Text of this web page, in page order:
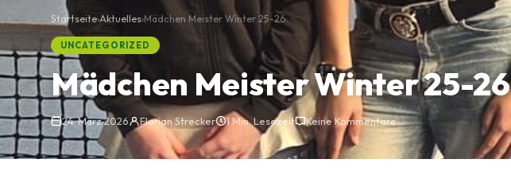
Startseite›Aktuelles›Mädchen Meister Winter 25-26
UNCATEGORIZED
Mädchen Meister Winter 25-26
24. März 2026 Florian Strecker 1 Min. Lesezeit Keine Kommentare